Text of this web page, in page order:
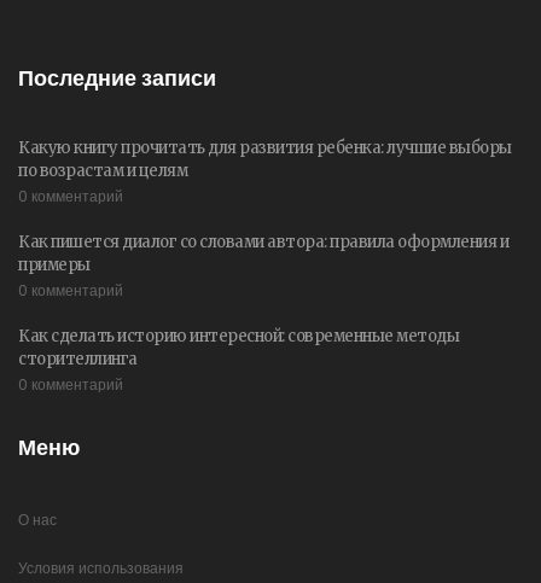
Последние записи
Какую книгу прочитать для развития ребенка: лучшие выборы
по возрастам и целям
0 комментарий
Как пишется диалог со словами автора: правила оформления и
примеры
0 комментарий
Как сделать историю интересной: современные методы
сторителлинга
0 комментарий
Меню
О нас
Условия использования